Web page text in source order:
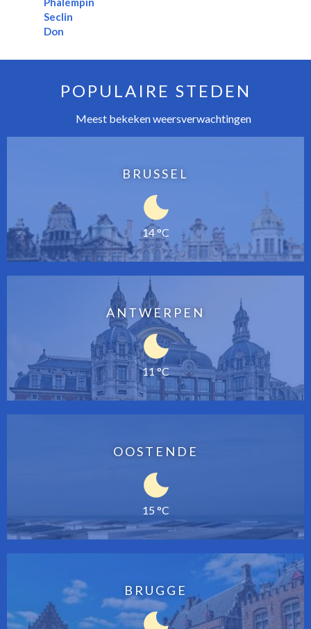
Seclin
Don
POPULAIRE STEDEN
Meest bekeken weersverwachtingen
BRUSSEL
14 °C
ANTWERPEN
11 °C
OOSTENDE
15 °C
BRUGGE